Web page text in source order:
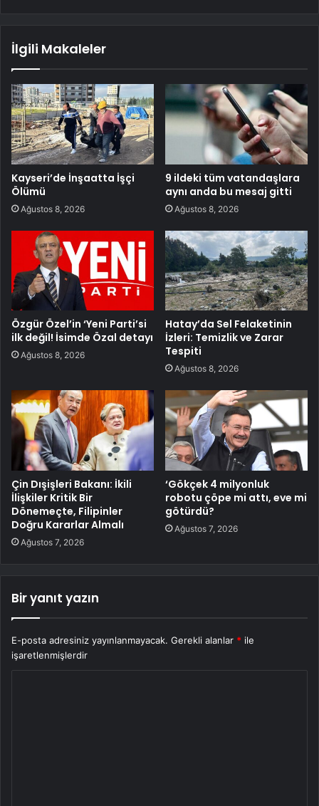
İlgili Makaleler
Kayseri’de İnşaatta İşçi
Ölümü
Ağustos 8, 2026
9 ildeki tüm vatandaşlara
aynı anda bu mesaj gitti
Ağustos 8, 2026
Özgür Özel’in ‘Yeni Parti’si
ilk değil! İsimde Özal detayı
Ağustos 8, 2026
Hatay’da Sel Felaketinin
İzleri: Temizlik ve Zarar
Tespiti
Ağustos 8, 2026
Çin Dışişleri Bakanı: İkili
İlişkiler Kritik Bir
Dönemeçte, Filipinler
Doğru Kararlar Almalı
Ağustos 7, 2026
‘Gökçek 4 milyonluk
robotu çöpe mi attı, eve mi
götürdü?
Ağustos 7, 2026
Bir yanıt yazın
E-posta adresiniz yayınlanmayacak. Gerekli alanlar * ile
işaretlenmişlerdir